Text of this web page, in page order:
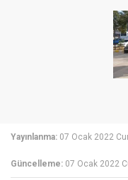
Yayınlanma: 07 Ocak 2022
Güncelleme: 07 Ocak 2022